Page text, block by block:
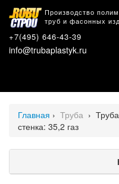
Производство
труб и фасонных
+7(495) 646-43-39
info@trubaplastyk.ru
Главная › Труба ›
стенка: 35,2 газ